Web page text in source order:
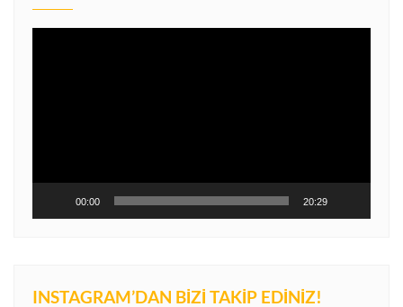
00:00 20:29
INSTAGRAM’DAN BIZI TAKIP EDINIZ!